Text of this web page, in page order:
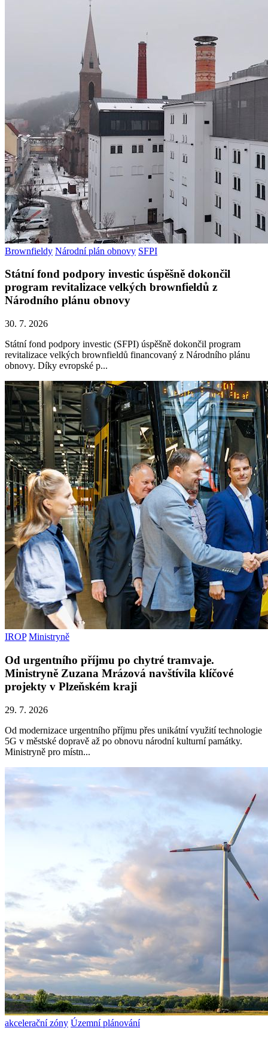
Brownfieldy Národní plán obnovy SFPI
Státní fond podpory investic úspěšně dokončil
program revitalizace velkých brownfieldů z
Národního plánu obnovy
30. 7. 2026
Státní fond podpory investic (SFPI) úspěšně dokončil program
revitalizace velkých brownfieldů financovaný z Národního plánu
obnovy. Díky evropské p...
IROP Ministryně
Od urgentního příjmu po chytré tramvaje.
Ministryně Zuzana Mrázová navštívila klíčové
projekty v Plzeňském kraji
29. 7. 2026
Od modernizace urgentního příjmu přes unikátní využití technologie
5G v městské dopravě až po obnovu národní kulturní památky.
Ministryně pro místn...
akcelerační zóny Územní plánování